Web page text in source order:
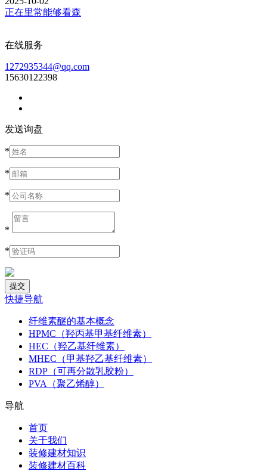
正在里常能够看森
在线服务
1272935344@qq.com
15630122398
发送询盘
*
*
*
*
*
快捷导航
纤维素醚的基本概念
HPMC（羟丙基甲基纤维素）
HEC（羟乙基纤维素）
MHEC（甲基羟乙基纤维素）
RDP（可再分散乳胶粉）
PVA（聚乙烯醇）
导航
首页
关于我们
装修建材知识
装修建材百科